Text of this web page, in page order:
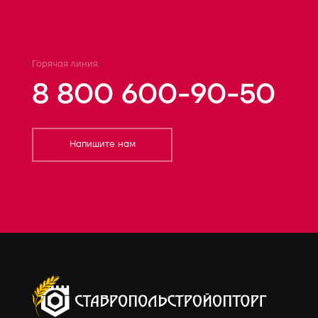
Горячая линия
8 800 600-90-50
Напишите нам